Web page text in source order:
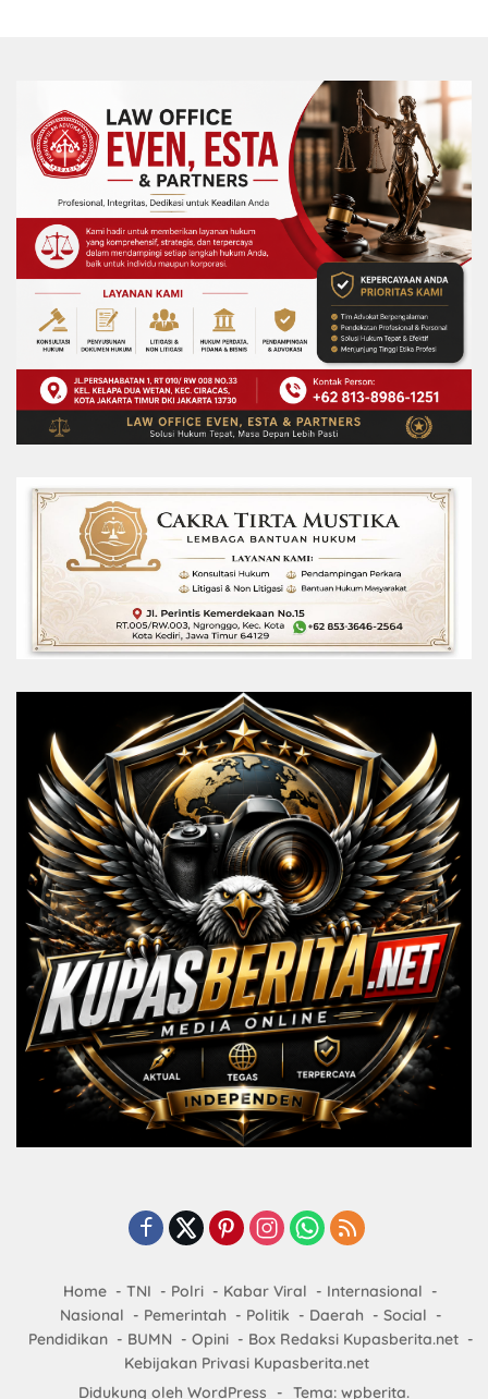
Home TNI Polri Kabar Viral
Internasional
Nasional
Pemerintah Politik Daerah
Social
Pendidikan
BUMN Opini
Box Redaksi Kupasberita.net
Kebijakan Privasi Kupasberita.net
Didukung oleh WordPress
- Tema: wpberita.